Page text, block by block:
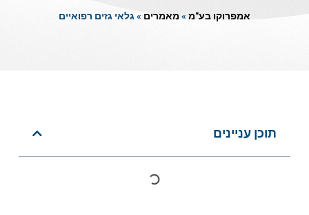
אמפרוקו בע"מ » מאמרים » גלאי גזים רפואיים
תוכן עניינים